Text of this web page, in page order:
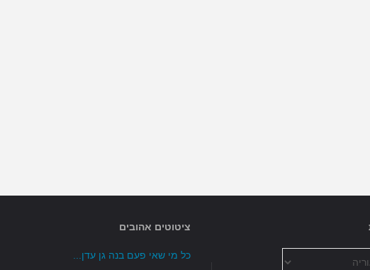
ציטוטים אהובים
כל מי שאי פעם בנה גן עדן...